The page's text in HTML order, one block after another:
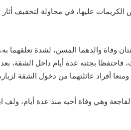
عليها، في محاولة لتخفيف أثار
والدهما المسن، لشدة تعلقهما به،
فاحتفظا بجثته عدة أيام داخل الشقة،
أفراد عائلتهما من دخول الشقة
وهي وفاة أخيه منذ عدة أيام، ولف